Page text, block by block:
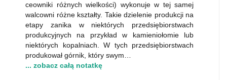
ceowniki różnych wielkości) wykonuje w tej samej
walcowni różne kształty. Takie dzielenie produkcji na
etapy zanika w niektórych przedsiębiorstwach
produkcyjnych na przykład w kamieniołomie lub
niektórych kopalniach. W tych przedsiębiorstwach
produkował górnik, który swym…
... zobacz całą notatkę